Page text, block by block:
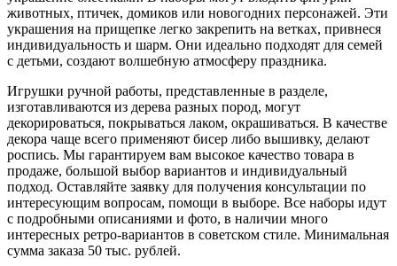
животных, птичек, домиков или новогодних персонажей. Эти
украшения на прищепке легко закрепить на ветках, привнеся
индивидуальность и шарм. Они идеально подходят для семей
с детьми, создают волшебную атмосферу праздника.
Игрушки ручной работы, представленные в разделе,
изготавливаются из дерева разных пород, могут
декорироваться, покрываться лаком, окрашиваться. В качестве
декора чаще всего применяют бисер либо вышивку, делают
роспись. Мы гарантируем вам высокое качество товара в
продаже, большой выбор вариантов и индивидуальный
подход. Оставляйте заявку для получения консультации по
интересующим вопросам, помощи в выборе. Все наборы идут
с подробными описаниями и фото, в наличии много
интересных ретро-вариантов в советском стиле. Минимальная
сумма заказа 50 тыс. рублей.